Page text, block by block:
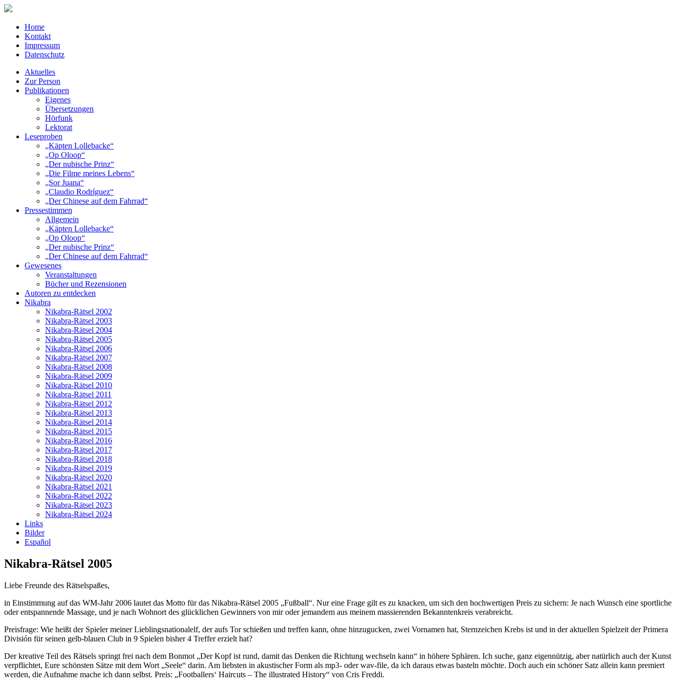
Home
Kontakt
Impressum
Datenschutz
Aktuelles
Zur Person
Publikationen
Eigenes
Übersetzungen
Hörfunk
Lektorat
Leseproben
„Käpten Lollebacke“
„Op Oloop“
„Der nubische Prinz“
„Die Filme meines Lebens“
„Sor Juana“
„Claudio Rodríguez“
„Der Chinese auf dem Fahrrad“
Pressestimmen
Allgemein
„Käpten Lollebacke“
„Op Oloop“
„Der nubische Prinz“
„Der Chinese auf dem Fahrrad“
Gewesenes
Veranstaltungen
Bücher und Rezensionen
Autoren zu entdecken
Nikabra
Nikabra-Rätsel 2002
Nikabra-Rätsel 2003
Nikabra-Rätsel 2004
Nikabra-Rätsel 2005
Nikabra-Rätsel 2006
Nikabra-Rätsel 2007
Nikabra-Rätsel 2008
Nikabra-Rätsel 2009
Nikabra-Rätsel 2010
Nikabra-Rätsel 2011
Nikabra-Rätsel 2012
Nikabra-Rätsel 2013
Nikabra-Rätsel 2014
Nikabra-Rätsel 2015
Nikabra-Rätsel 2016
Nikabra-Rätsel 2017
Nikabra-Rätsel 2018
Nikabra-Rätsel 2019
Nikabra-Rätsel 2020
Nikabra-Rätsel 2021
Nikabra-Rätsel 2022
Nikabra-Rätsel 2023
Nikabra-Rätsel 2024
Links
Bilder
Español
Nikabra-Rätsel 2005
Liebe Freunde des Rätselspaßes,
in Einstimmung auf das WM-Jahr 2006 lautet das Motto für das Nikabra-Rätsel 2005 „Fußball“. Nur eine Frage gilt es zu knacken, um sich den hochwertigen Preis zu sichern: Je nach Wunsch eine sportliche
oder entspannende Massage, und je nach Wohnort des glücklichen Gewinners von mir oder jemandem aus meinem massierenden Bekanntenkreis verabreicht.
Preisfrage: Wie heißt der Spieler meiner Lieblingsnationalelf, der aufs Tor schießen und treffen kann, ohne hinzugucken, zwei Vornamen hat, Sternzeichen Krebs ist und in der aktuellen Spielzeit der Primera
División für seinen gelb-blauen Club in 9 Spielen bisher 4 Treffer erzielt hat?
Der kreative Teil des Rätsels springt frei nach dem Bonmot „Der Kopf ist rund, damit das Denken die Richtung wechseln kann“ in höhere Sphären. Ich suche, ganz eigennützig, aber natürlich auch der Kunst
verpflichtet, Eure schönsten Sätze mit dem Wort „Seele“ darin. Am liebsten in akustischer Form als mp3- oder wav-file, da ich daraus etwas basteln möchte. Doch auch ein schöner Satz allein kann premiert
werden, die Aufnahme mache ich dann selbst. Preis: „Footballers‘ Haircuts – The illustrated History“ von Cris Freddi.